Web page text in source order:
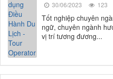
30/06/2023 123
Tốt nghiệp chuyên
ngữ, chuyên ngành
vị trí tương đương...